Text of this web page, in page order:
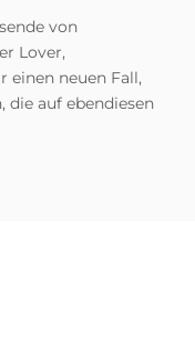
von
Lover,
einen neuen Fall,
die auf ebendiesen